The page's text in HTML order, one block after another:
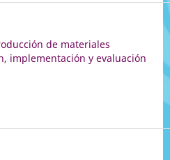
de materiales
implementación y evaluación